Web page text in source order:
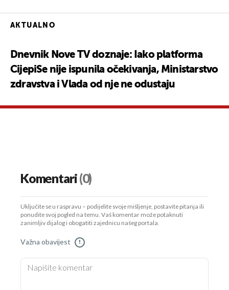
AKTUALNO
Dnevnik Nove TV doznaje: Iako platforma
CijepiSe nije ispunila očekivanja, Ministarstvo
zdravstva i Vlada od nje ne odustaju
Komentari(0)
Uključite se u raspravu – podijelite svoje mišljenje, postavite pitanja ili
ponudite svoj pogled na temu. Vaš komentar može potaknuti
zanimljiv dijalog i obogatiti zajednicu našeg portala.
Važna obavijest !